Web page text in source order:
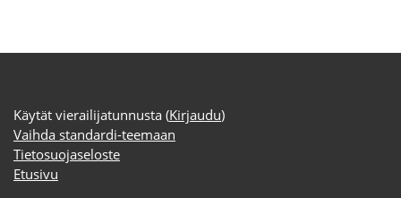
Käytät vierailijatunnusta (Kirjaudu)
Vaihda standardi-teemaan
Tietosuojaseloste
Etusivu